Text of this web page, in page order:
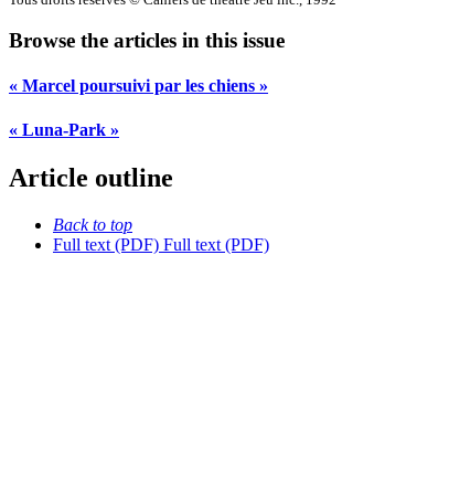
Browse the articles in this issue
« Marcel poursuivi par les chiens »
« Luna-Park »
Article outline
Back to top
Full text (PDF) Full text (PDF)